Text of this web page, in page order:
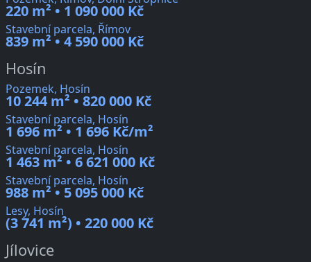
220 m² • 1 090 000 Kč
Stavební parcela, Římov
839 m² • 4 590 000 Kč
Hosín
Pozemek, Hosín
10 244 m² • 820 000 Kč
Stavební parcela, Hosín
1 696 m² • 1 696 Kč/m²
Stavební parcela, Hosín
1 463 m² • 6 621 000 Kč
Stavební parcela, Hosín
988 m² • 5 095 000 Kč
Lesy, Hosín
(3 741 m²) • 220 000 Kč
Jílovice